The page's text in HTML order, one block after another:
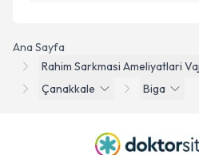
Ana Sayfa
Rahim Sarkmasi Ameliyatlari
Çanakkale
Biga